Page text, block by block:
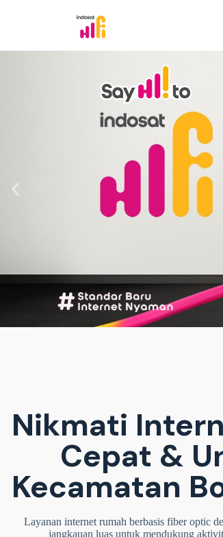
Nikmati
Cepat &
Kecamatan
Layanan internet rumah berbasis fiber optic
jangkauan luas untuk mendukung